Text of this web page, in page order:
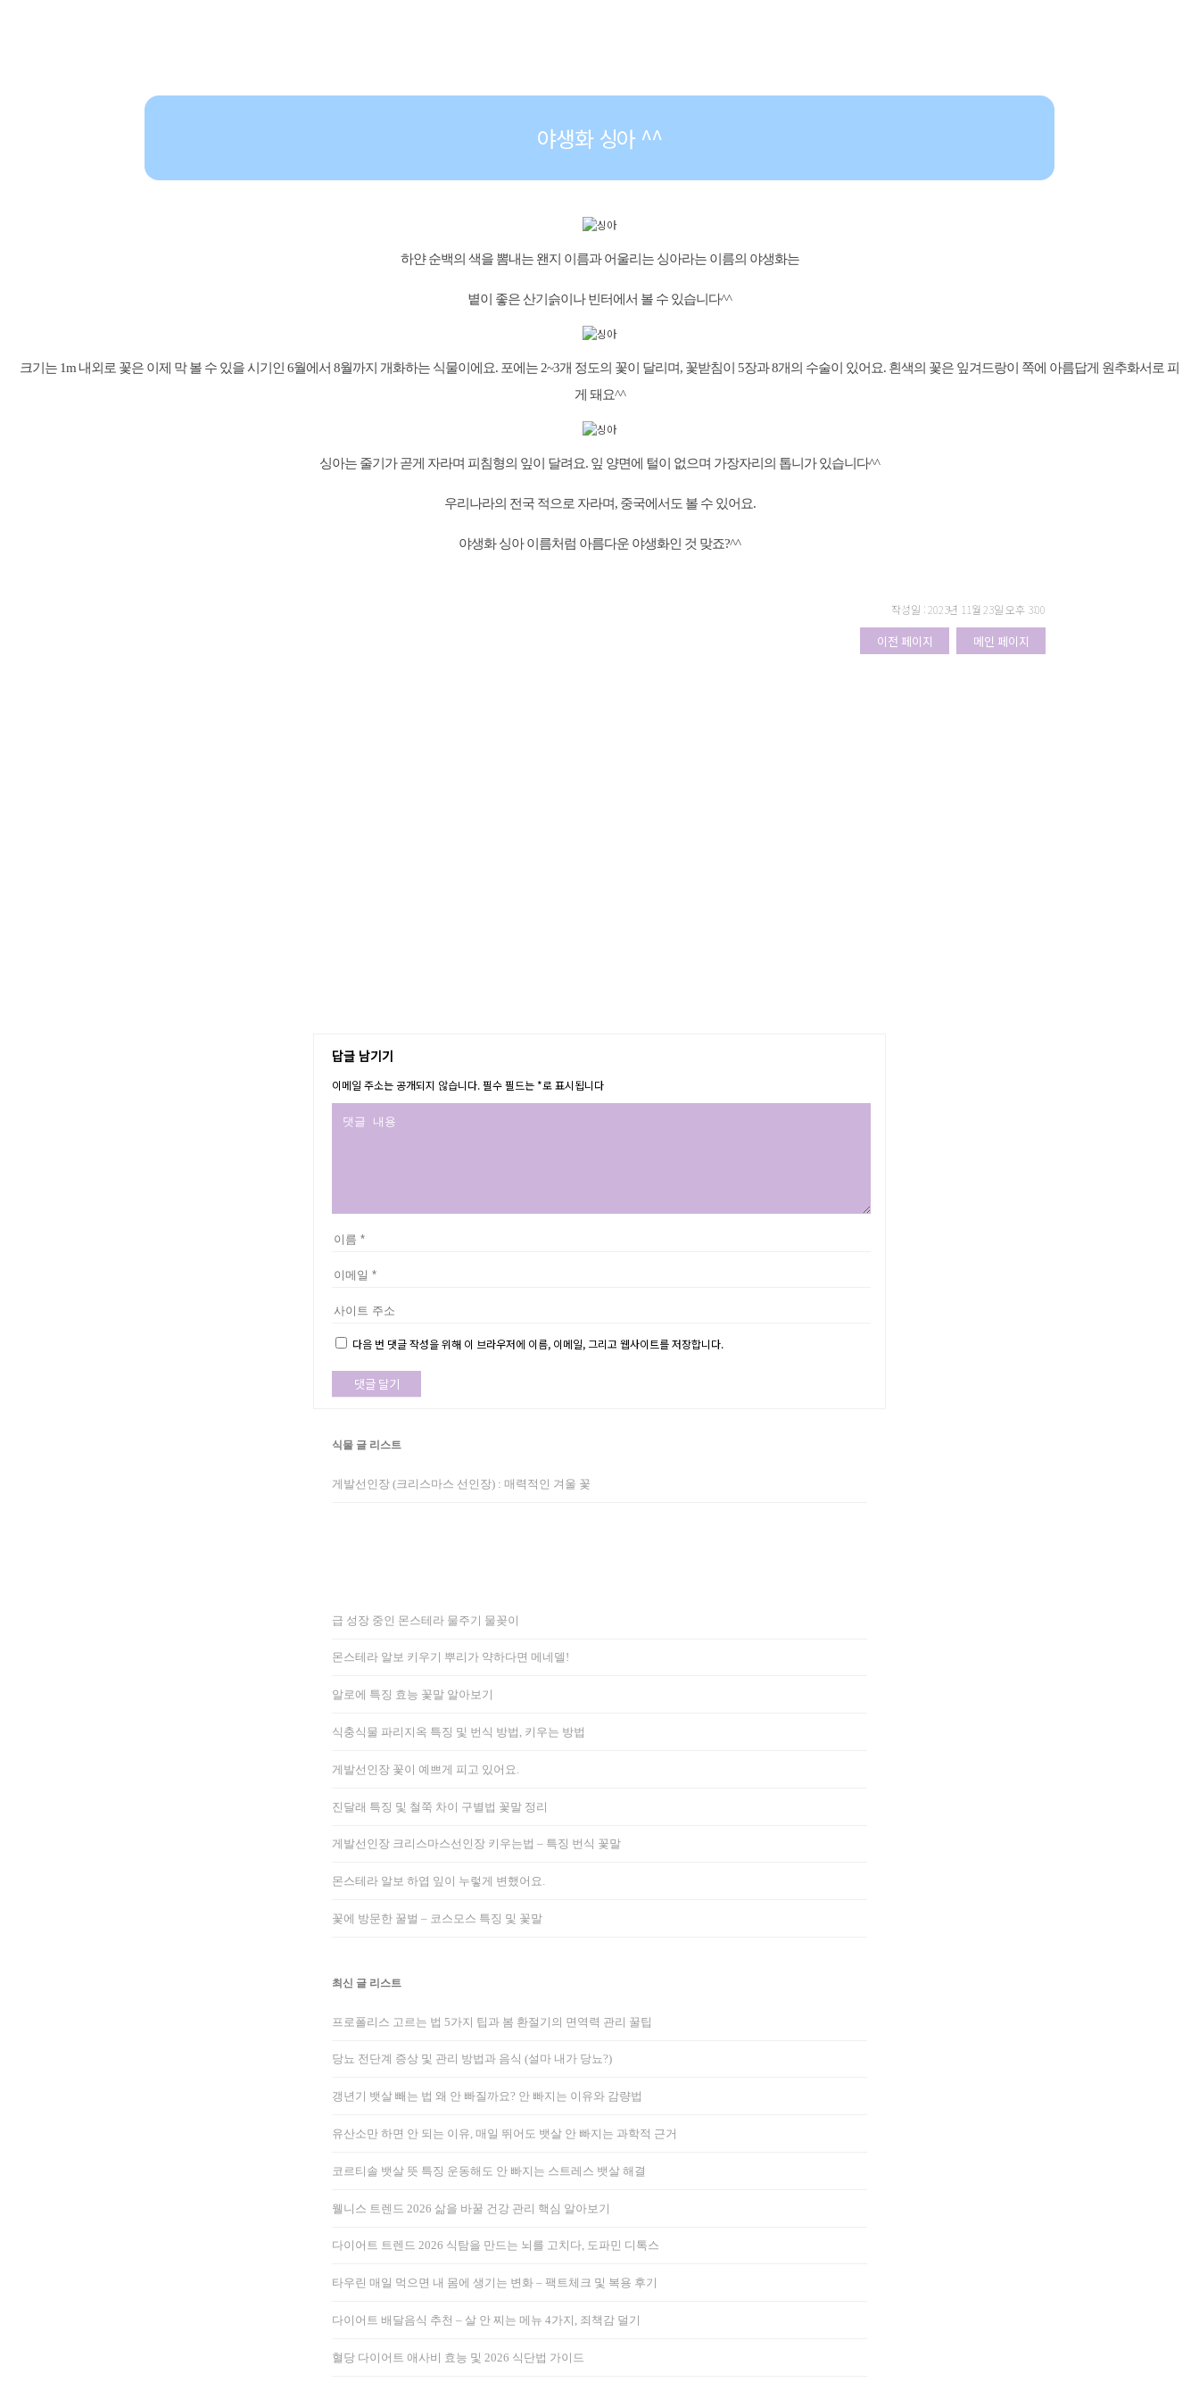
야생화 싱아 ^^
하얀 순백의 색을 뽐내는 왠지 이름과 어울리는 싱아라는 이름의 야생화는
볕이 좋은 산기슭이나 빈터에서 볼 수 있습니다^^
크기는 1m 내외로 꽃은 이제 막 볼 수 있을 시기인 6월에서 8월까지 개화하는 식물이에요. 포에는 2~3개 정도의 꽃이 달리며, 꽃받침이 5장과 8개의 수술이 있어요. 흰색의 꽃은 잎겨드랑이 쪽에 아름답게 원추화서로 피
게 돼요^^
싱아는 줄기가 곧게 자라며 피침형의 잎이 달려요. 잎 양면에 털이 없으며 가장자리의 톱니가 있습니다^^
우리나라의 전국 적으로 자라며, 중국에서도 볼 수 있어요.
야생화 싱아 이름처럼 아름다운 야생화인 것 맞죠?^^
작성일 : 2023년 11월 23일 오후 3:00
이전 페이지 메인 페이지
답글 남기기
이메일 주소는 공개되지 않습니다.필수 필드는 *로 표시됩니다
다음 번 댓글 작성을 위해 이 브라우저에 이름, 이메일, 그리고 웹사이트를 저장합니다.
식물 글 리스트
게발선인장 (크리스마스 선인장) : 매력적인 겨울 꽃
급 성장 중인 몬스테라 물주기 물꽂이
몬스테라 알보 키우기 뿌리가 약하다면 메네델!
알로에 특징 효능 꽃말 알아보기
식충식물 파리지옥 특징 및 번식 방법, 키우는 방법
게발선인장 꽃이 예쁘게 피고 있어요.
진달래 특징 및 철쭉 차이 구별법 꽃말 정리
게발선인장 크리스마스선인장 키우는법 – 특징 번식 꽃말
몬스테라 알보 하엽 잎이 누렇게 변했어요.
꽃에 방문한 꿀벌 – 코스모스 특징 및 꽃말
최신 글 리스트
프로폴리스 고르는 법 5가지 팁과 봄 환절기의 면역력 관리 꿀팁
당뇨 전단계 증상 및 관리 방법과 음식 (설마 내가 당뇨?)
갱년기 뱃살 빼는 법 왜 안 빠질까요? 안 빠지는 이유와 감량법
유산소만 하면 안 되는 이유, 매일 뛰어도 뱃살 안 빠지는 과학적 근거
코르티솔 뱃살 뜻 특징 운동해도 안 빠지는 스트레스 뱃살 해결
웰니스 트렌드 2026 삶을 바꿀 건강 관리 핵심 알아보기
다이어트 트렌드 2026 식탐을 만드는 뇌를 고치다, 도파민 디톡스
타우린 매일 먹으면 내 몸에 생기는 변화 – 팩트체크 및 복용 후기
다이어트 배달음식 추천 – 살 안 찌는 메뉴 4가지, 죄책감 덜기
혈당 다이어트 애사비 효능 및 2026 식단법 가이드